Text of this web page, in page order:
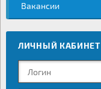
Вакансии
ЛИЧНЫЙ КАБИНЕТ